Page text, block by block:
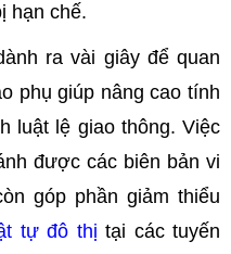
hạn chế.
ra vài giây để quan
phụ giúp nâng cao tính
luật lệ giao thông. Việc
được các biên bản vi
góp phần giảm thiểu
tự đô thị tại các tuyến